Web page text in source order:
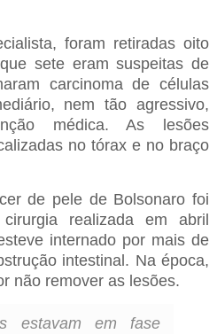
foram retiradas oito
sete eram suspeitas de
carcinoma de células
nem tão agressivo,
médica. As lesões
no tórax e no braço
de pele de Bolsonaro foi
realizada em abril
internado por mais de
intestinal. Na época,
não remover as lesões.
estavam em fase